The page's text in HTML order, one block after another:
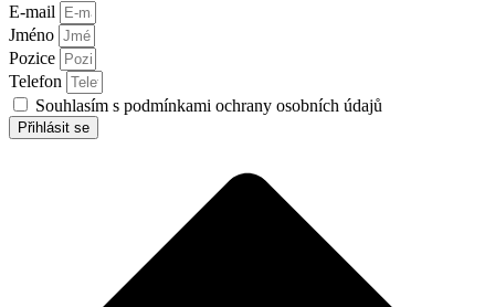
E-mail
Jméno
Pozice
Telefon
Souhlasím s podmínkami ochrany osobních údajů
Přihlásit se